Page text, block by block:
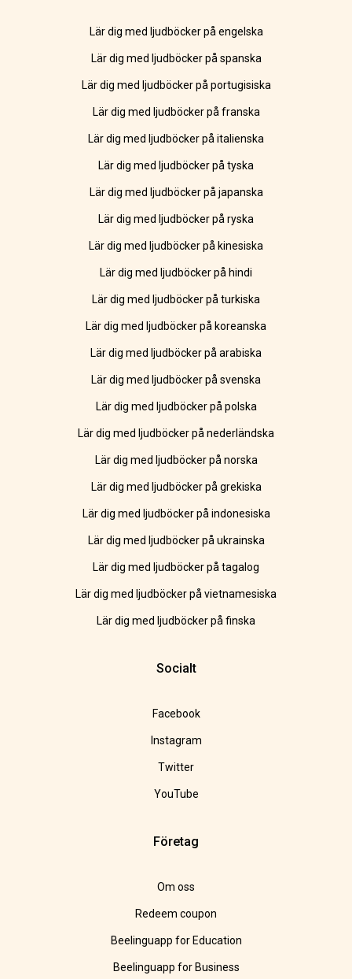
Lär dig med ljudböcker på engelska
Lär dig med ljudböcker på spanska
Lär dig med ljudböcker på portugisiska
Lär dig med ljudböcker på franska
Lär dig med ljudböcker på italienska
Lär dig med ljudböcker på tyska
Lär dig med ljudböcker på japanska
Lär dig med ljudböcker på ryska
Lär dig med ljudböcker på kinesiska
Lär dig med ljudböcker på hindi
Lär dig med ljudböcker på turkiska
Lär dig med ljudböcker på koreanska
Lär dig med ljudböcker på arabiska
Lär dig med ljudböcker på svenska
Lär dig med ljudböcker på polska
Lär dig med ljudböcker på nederländska
Lär dig med ljudböcker på norska
Lär dig med ljudböcker på grekiska
Lär dig med ljudböcker på indonesiska
Lär dig med ljudböcker på ukrainska
Lär dig med ljudböcker på tagalog
Lär dig med ljudböcker på vietnamesiska
Lär dig med ljudböcker på finska
Socialt
Facebook
Instagram
Twitter
YouTube
Företag
Om oss
Redeem coupon
Beelinguapp for Education
Beelinguapp for Business